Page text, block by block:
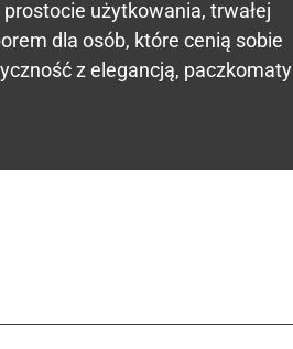
użytkowania, trwałej
dla osób, które cenią sobie
z elegancją, paczkomaty